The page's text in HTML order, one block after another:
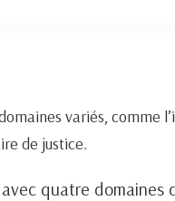
variés, comme
de justice.
quatre domaines